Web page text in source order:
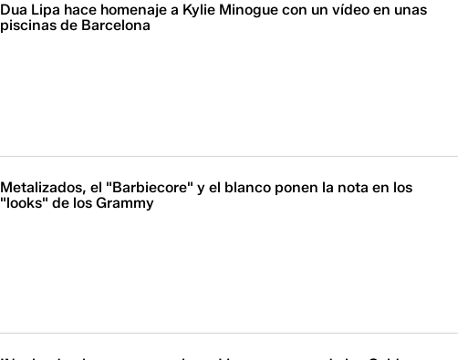
Dua Lipa hace homenaje a Kylie Minogue con un vídeo en unas
piscinas de Barcelona
Metalizados, el "Barbiecore" y el blanco ponen la nota en los
"looks" de los Grammy